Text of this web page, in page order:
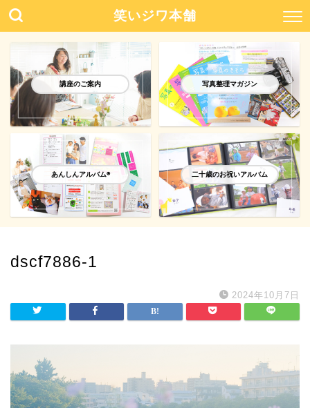
笑いジワ本舗
講座のご案内 写真整理マガジン
あんしんアルバム®️ 二十歳のお祝いアルバム
dscf7886-1
2024年10月7日